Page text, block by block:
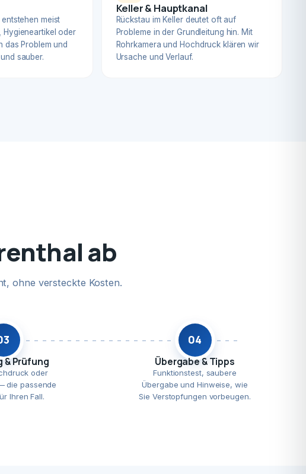
meist
Hygieneartikel oder
das Problem und
sauber.
Keller & Hauptkanal
Rückstau im Keller deutet oft auf
Probleme in der Grundleitung hin. Mit
Rohrkamera und Hochdruck klären wir
Ursache und Verlauf.
ab
ohne versteckte Kosten.
& Prüfung
oder
die passende
Ihren Fall.
04
Übergabe & Tipps
Funktionstest, saubere
Übergabe und Hinweise, wie
Sie Verstopfungen vorbeugen.